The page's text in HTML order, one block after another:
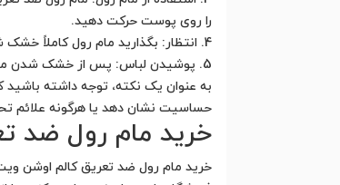
را روی پوست حرکت دهید.
4. انتظار: بگذارید مام رول کاملاً خشک شود. این مرحله معمولاً تا چند دقیقه طول می‌کشد.
5. پوشیدن لباس: پس از خشک شدن مام رول، می‌توانید لباس خود را بپوشید و به راحتی فعالیت‌های روزانه خود را انجام دهید.
به عنوان یک نکته، توجه داشته باشید
حساسیت نشان دهد یا هرگونه علائم
خرید مام رول ضد
خرید مام رول ضد تعریق کالم اوشن